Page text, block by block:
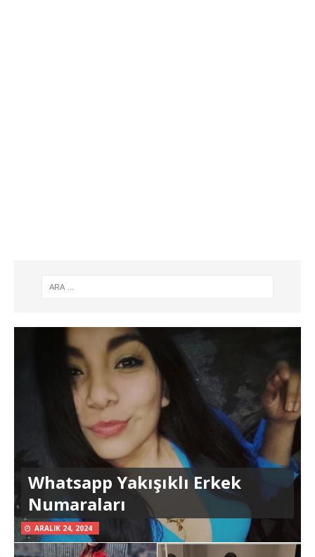
Whatsapp Yakışıklı Erkek
Numaraları
ARALIK 24, 2024